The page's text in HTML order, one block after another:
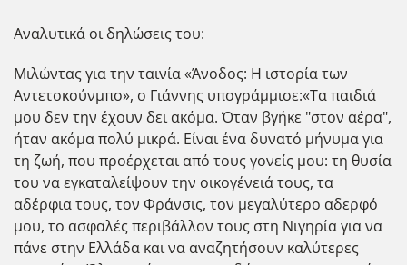
Αναλυτικά οι δηλώσεις του:
Μιλώντας για την ταινία «Άνοδος: Η ιστορία των
Αντετοκούνμπο», o Γιάννης υπογράμμισε:«Tα παιδιά
μου δεν την έχουν δει ακόμα. Όταν βγήκε "στον αέρα",
ήταν ακόμα πολύ μικρά. Είναι ένα δυνατό μήνυμα για
τη ζωή, που προέρχεται από τους γονείς μου: τη θυσία
του να εγκαταλείψουν την οικογένειά τους, τα
αδέρφια τους, τον Φράνσις, τον μεγαλύτερο αδερφό
μου, το ασφαλές περιβάλλον τους στη Νιγηρία για να
πάνε στην Ελλάδα και να αναζητήσουν καλύτερες